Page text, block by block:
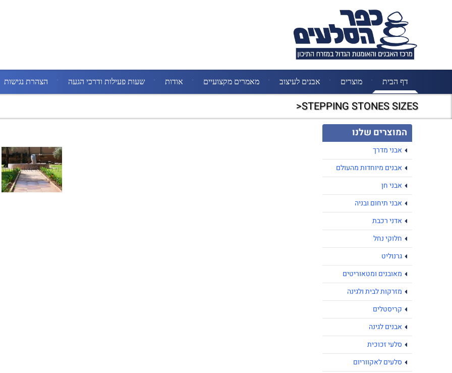
דף הבית מוצרים אבנים לעיצוב מאמרים מקצועיים אודות שעות פעילות ודרכי הגעה הצהרת נגישות
STEPPING STONES SIZES<
המוצרים שלנו
אבני מדרך
אבנים מיוחדות מהעולם
אבני חן
אבני תיחום ובניה
אדני רכבת
חלוקי נחל
גרנוליט
מאובנים ומטאוריטים
מזרקות לבית ולגינה
קריסטלים
אבנים לגינה
סלעי זכוכית
סלעים לאקווריום